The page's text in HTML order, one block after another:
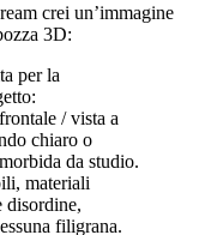
crei un’immagine
3D:
per la
/ vista a
chiaro o
da studio.
materiali
disordine,
filigrana.